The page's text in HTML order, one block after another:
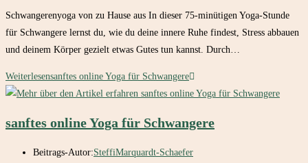
Schwangerenyoga von zu Hause aus In dieser 75-minütigen Yoga-Stunde
für Schwangere lernst du, wie du deine innere Ruhe findest, Stress abbauen
und deinem Körper gezielt etwas Gutes tun kannst. Durch…
Weiterlesensanftes online Yoga für Schwangere
sanftes online Yoga für Schwangere
Beitrags-Autor:SteffiMarquardt-Schaefer